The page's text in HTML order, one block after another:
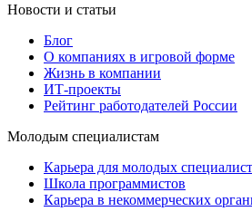
Новости и статьи
Блог
О компаниях в игровой форме
Жизнь в компании
ИТ-проекты
Рейтинг работодателей России
Молодым специалистам
Карьера для молодых
Школа программистов
Карьера в некоммерческих